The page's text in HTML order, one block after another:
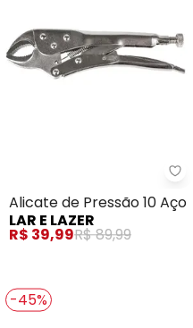
Lazer - Jogo de Soquetes
Alicate de Pressão 10 Aço
LAR E LAZER
R$ 39,99R$ 89,99
-45%